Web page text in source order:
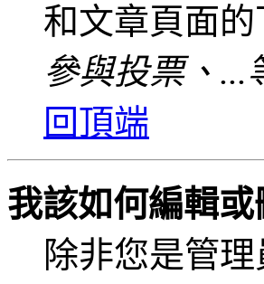
和文章頁面
參與投票、...
回頂端
我該如何編輯
除非您是管